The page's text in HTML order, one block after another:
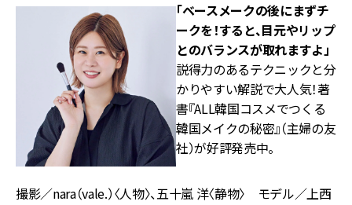
「ベースメークの後にまずチ
ークを！すると、目元やリップ
とのバランスが取れますよ」
説得力のあるテクニックと分
かりやすい解説で大人気！著
書『ALL韓国コスメでつくる
韓国メイクの秘密』（主婦の友
社）が好評発売中。
撮影／nara（vale.）〈人物〉、五十嵐 洋〈静物〉 モデル／上西